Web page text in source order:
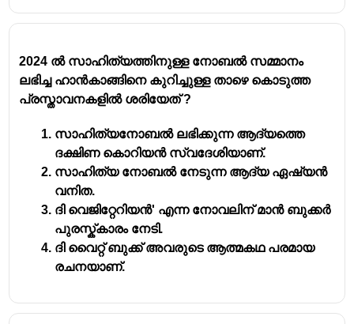
2024 ൽ സാഹിത്യത്തിനുള്ള നോബൽ സമ്മാനം
ലഭിച്ച ഹാൻകാങ്ങിനെ കുറിച്ചുള്ള താഴെ കൊടുത്ത
പ്രസ്താവനകളിൽ ശരിയേത് ?
സാഹിത്യനോബൽ ലഭിക്കുന്ന ആദ്യത്തെ
ദക്ഷിണ കൊറിയൻ സ്വദേശിയാണ്.
സാഹിത്യ നോബൽ നേടുന്ന ആദ്യ ഏഷ്യൻ
വനിത.
ദി വെജിറ്റേറിയൻ' എന്ന നോവലിന് മാൻ ബുക്കർ
പുരസ്ക്‌കാരം നേടി.
ദി വൈറ്റ് ബുക്ക് അവരുടെ ആത്മകഥ പരമായ
രചനയാണ്.